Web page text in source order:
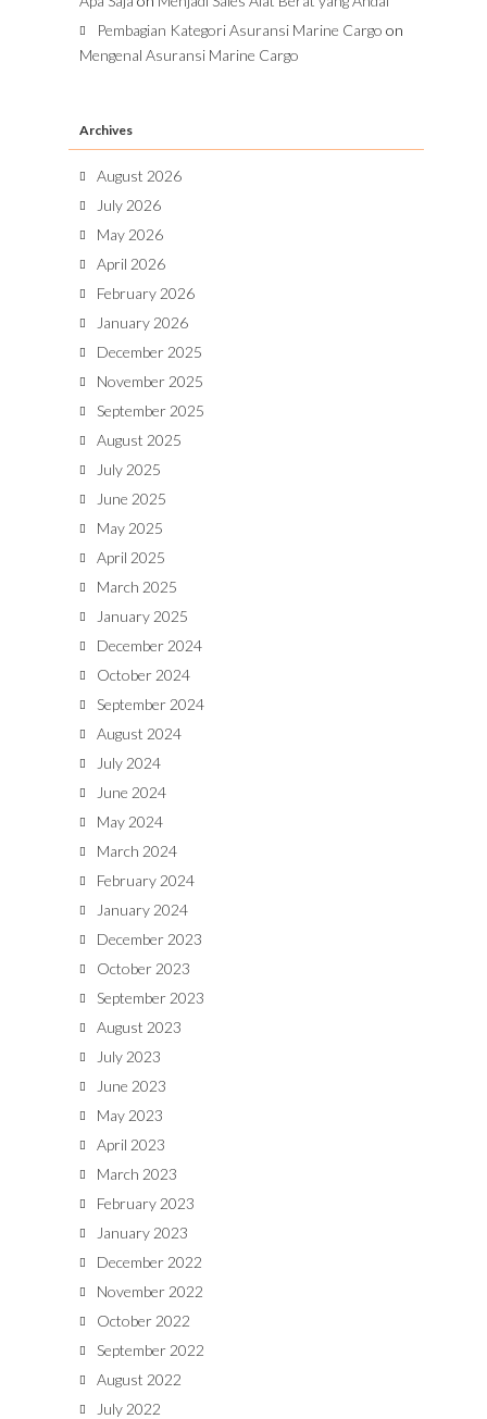
Pembagian Kategori Asuransi Marine Cargo on
Mengenal Asuransi Marine Cargo
Archives
August 2026
July 2026
May 2026
April 2026
February 2026
January 2026
December 2025
November 2025
September 2025
August 2025
July 2025
June 2025
May 2025
April 2025
March 2025
January 2025
December 2024
October 2024
September 2024
August 2024
July 2024
June 2024
May 2024
March 2024
February 2024
January 2024
December 2023
October 2023
September 2023
August 2023
July 2023
June 2023
May 2023
April 2023
March 2023
February 2023
January 2023
December 2022
November 2022
October 2022
September 2022
August 2022
July 2022